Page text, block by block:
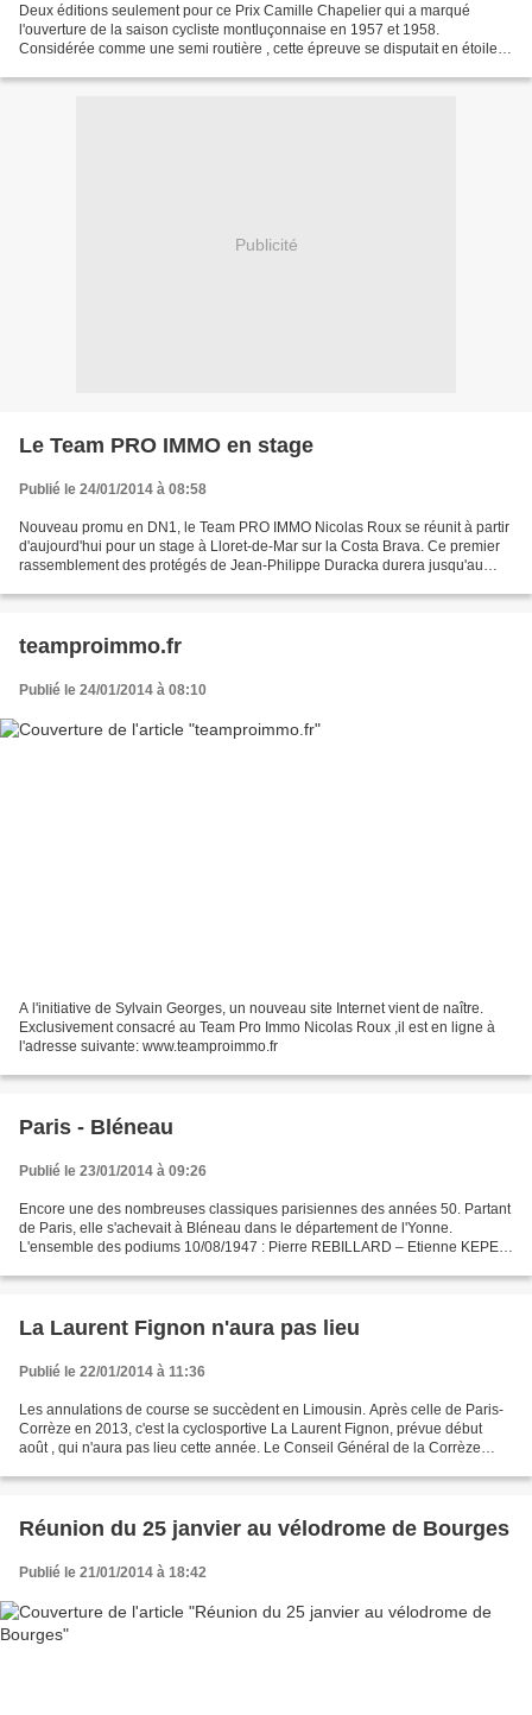
Deux éditions seulement pour ce Prix Camille Chapelier qui a marqué
l'ouverture de la saison cycliste montluçonnaise en 1957 et 1958.
Considérée comme une semi routière , cette épreuve se disputait en étoile
Publicité
Le Team PRO IMMO en stage
Publié le 24/01/2014 à 08:58
Nouveau promu en DN1, le Team PRO IMMO Nicolas Roux se réunit à partir
d'aujourd'hui pour un stage à Lloret-de-Mar sur la Costa Brava. Ce premier
rassemblement des protégés de Jean-Philippe Duracka durera jusqu'au
teamproimmo.fr
Publié le 24/01/2014 à 08:10
A l'initiative de Sylvain Georges, un nouveau site Internet vient de naître.
Exclusivement consacré au Team Pro Immo Nicolas Roux ,il est en ligne à
l'adresse suivante: www.teamproimmo.fr
Paris - Bléneau
Publié le 23/01/2014 à 09:26
Encore une des nombreuses classiques parisiennes des années 50. Partant
de Paris, elle s'achevait à Bléneau dans le département de l'Yonne.
L'ensemble des podiums 10/08/1947 : Pierre REBILLARD – Etienne KEPES
La Laurent Fignon n'aura pas lieu
Publié le 22/01/2014 à 11:36
Les annulations de course se succèdent en Limousin. Après celle de Paris-
Corrèze en 2013, c'est la cyclosportive La Laurent Fignon, prévue début
août , qui n'aura pas lieu cette année. Le Conseil Général de la Corrèze
Réunion du 25 janvier au vélodrome de Bourges
Publié le 21/01/2014 à 18:42